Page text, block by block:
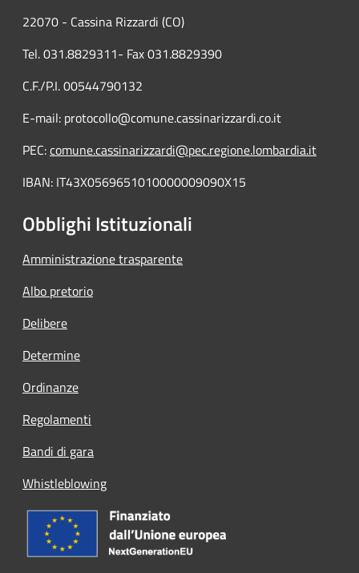
22070 - Cassina Rizzardi (CO)
Tel. 031.8829311- Fax 031.8829390
C.F./P.I. 00544790132
E-mail: protocollo@comune.cassinarizzardi.co.it
PEC:comune.cassinarizzardi@pec.regione.lombardia.it
IBAN: IT43X0569651010000009090X15
Obblighi Istituzionali
Amministrazione trasparente
Albo pretorio
Delibere
Determine
Ordinanze
Regolamenti
Bandi di gara
Whistleblowing